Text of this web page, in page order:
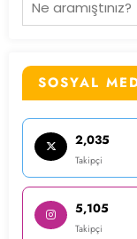
SOSYAL
2,035
Takipçi
5,105
Takipçi